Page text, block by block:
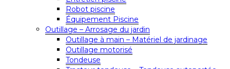
Robot piscine
Équipement Piscine
Outillage – Arrosage du jardin
Outillage à main – Matériel de jardinage
Outillage motorisé
Tondeuse